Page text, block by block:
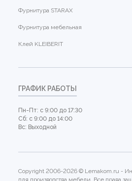
Фурнитура STARAX
Фурнитура мебельная
Клей KLEIBERIT
ГРАФИК РАБОТЫ
Пн-Пт: с 9:00 до 17:30
Сб: с 9:00 до 14:00
Вс: Выходной
Copyright 2006-2026 © Lemakom.ru -
для производства мебели. Все права